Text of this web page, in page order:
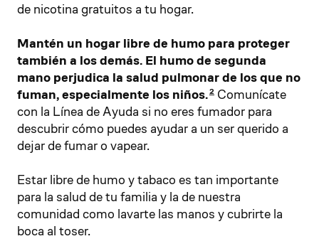
de nicotina gratuitos a tu hogar.
Mantén un hogar libre de humo para proteger
también a los demás. El humo de segunda
mano perjudica la salud pulmonar de los que no
fuman, especialmente los niños.2 Comunícate
con la Línea de Ayuda si no eres fumador para
descubrir cómo puedes ayudar a un ser querido a
dejar de fumar o vapear.
Estar libre de humo y tabaco es tan importante
para la salud de tu familia y la de nuestra
comunidad como lavarte las manos y cubrirte la
boca al toser.